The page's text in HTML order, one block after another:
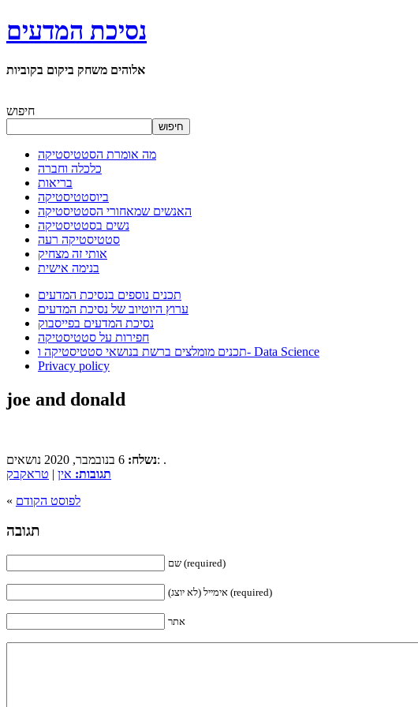
נסיכת המדעים
אלוהים משחק ביקום בקוביות
חיפוש
חיפוש
מה אומרת הסטטיסטיקה
כלכלה וחברה
בריאות
ביוסטטיסטיקה
האנשים שמאחורי הסטטיסטיקה
נשים בסטטיסטיקה
סטטיסטיקה רעה
אותי זה מצחיק
בנימה אישית
תכנים נוספים בנסיכת המדעים
ערוץ היוטיוב של נסיכת המדעים
נסיכת המדעים בפייסבוק
חפירות על סטטיסטיקה
תכנים מומלצים ברשת בנושאי סטטיסטיקה ו- Data Science
Privacy policy
joe and donald
נשלח:6 בנובמבר, 2020 נושאים: .
תגובות: אין | טראקבק
« לפוסט הקודם
תגובה
שם (required)
אימייל (לא יוצג) (required)
אתר